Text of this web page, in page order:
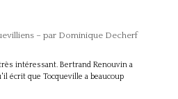
– par Dominique Decherf
intéressant. Bertrand Renouvin a
écrit que Tocqueville a beaucoup